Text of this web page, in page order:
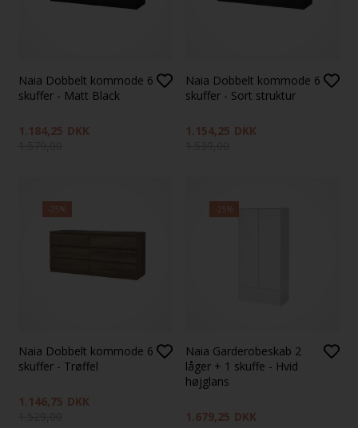
Naia Dobbelt kommode 6
skuffer - Matt Black
1.184,25 DKK
Naia Dobbelt kommode 6
skuffer - Sort struktur
1.154,25 DKK
-25%
Naia Dobbelt kommode 6
skuffer - Trøffel
1.146,75 DKK
-25%
Naia Garderobeskab 2
låger + 1 skuffe - Hvid
højglans
1.679,25 DKK